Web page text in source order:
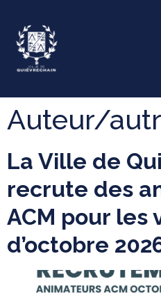
Auteur/
La Ville de
recrute des
ACM pour les
d’octobre